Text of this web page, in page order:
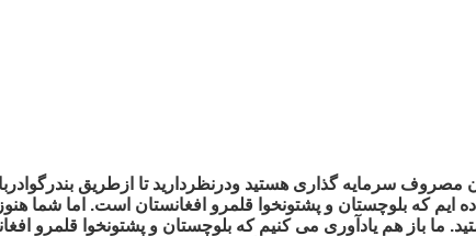
ایم که بلوچستان و پشتونخوا قلمرو افغانستان است. اما شما
ما باز هم یادآوری می کنیم که بلوچستان و پشتونخوا قلمرو